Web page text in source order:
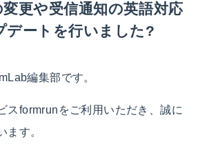
更や受信通知の英語対応
デートを行いました?
編集部です。
スformrunをご利用いただき、誠に
ます。